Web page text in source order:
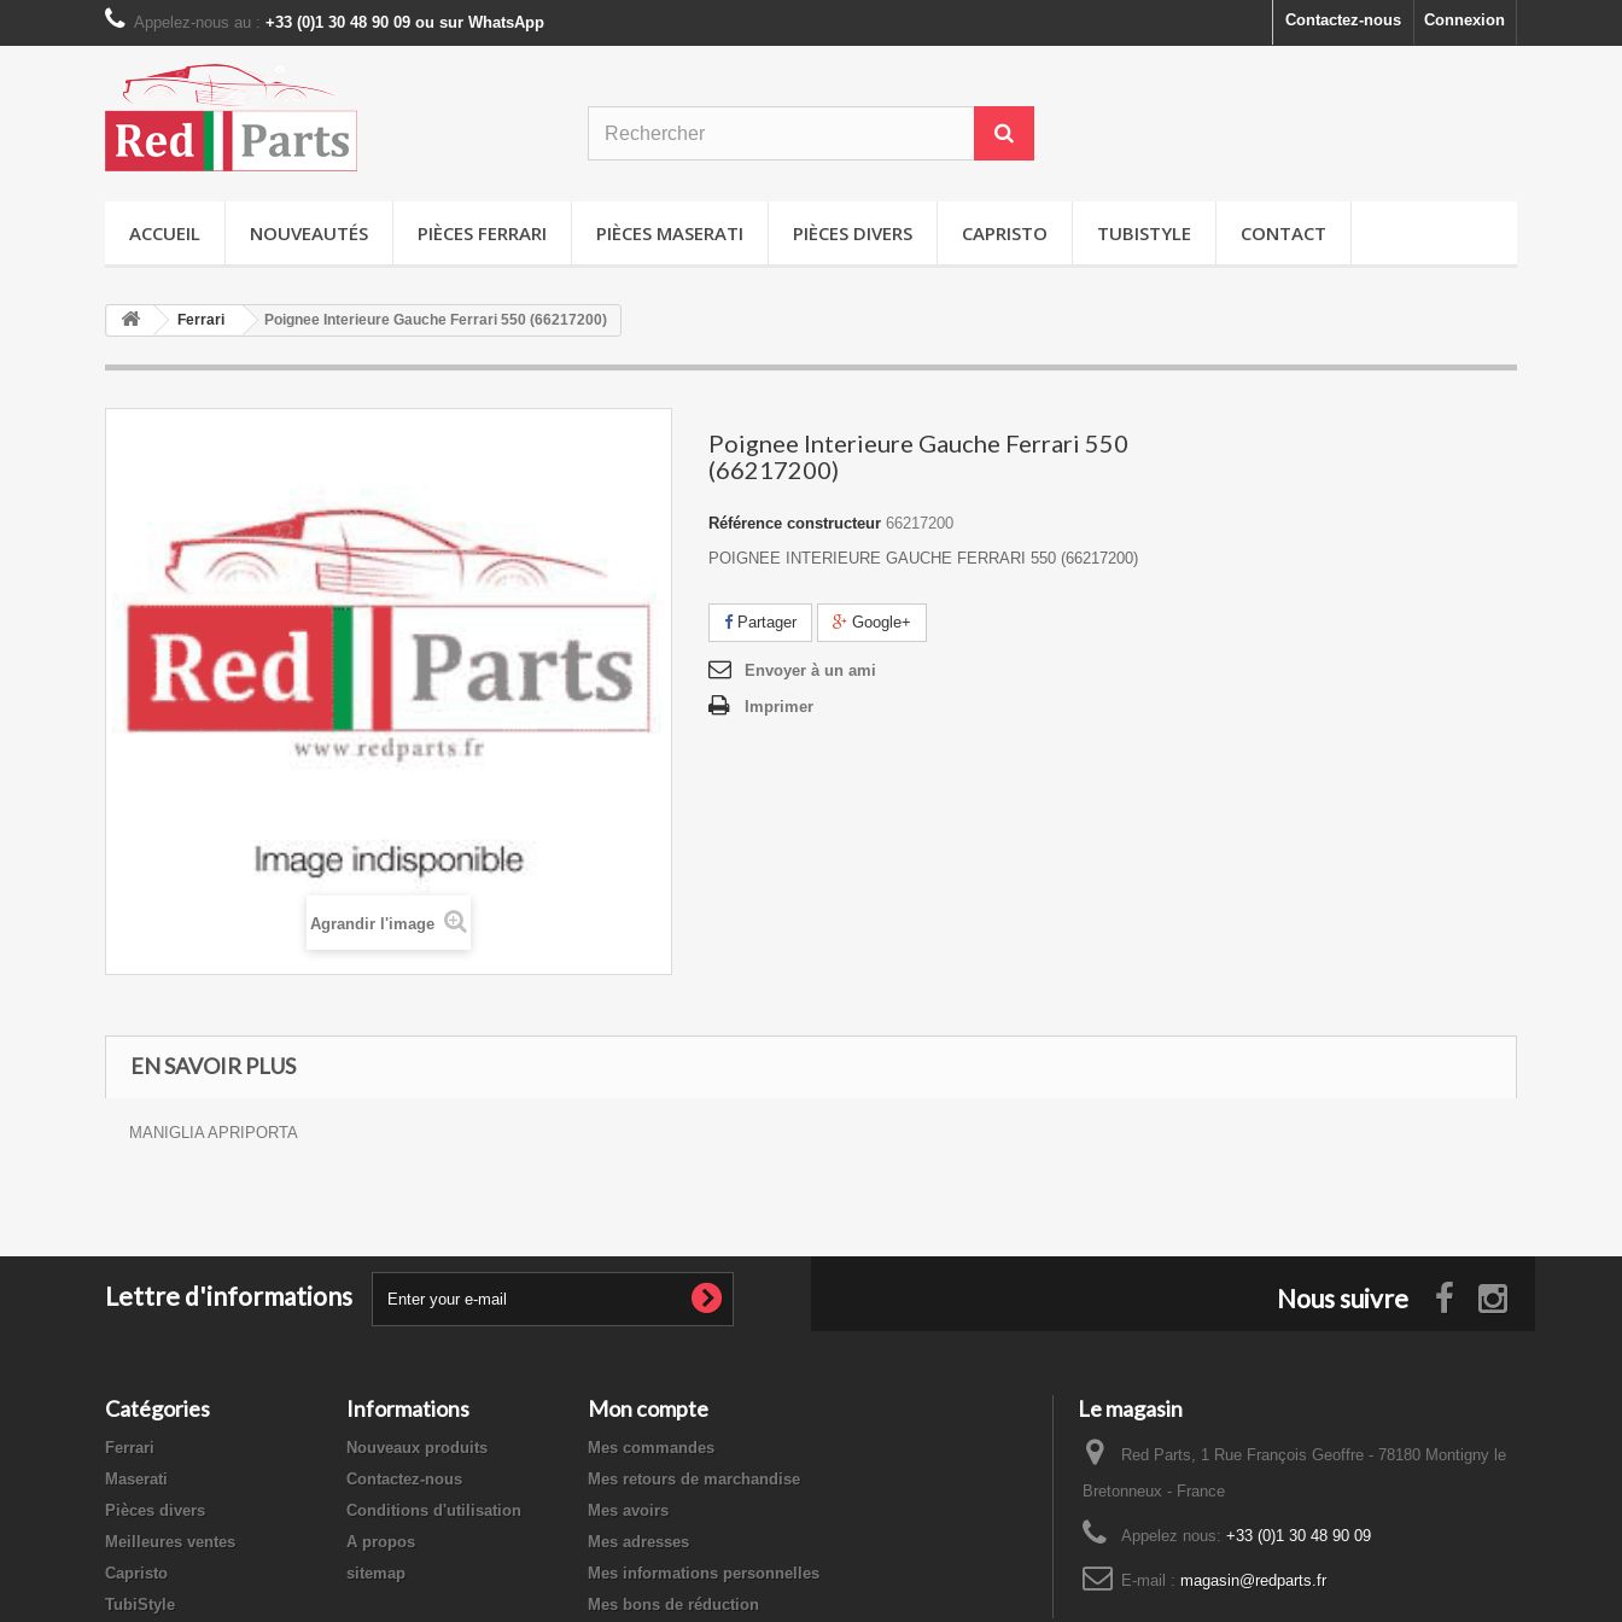
Connexion
Contactez-nous
Appelez-nous au : +33 (0)1 30 48 90 09 ou sur WhatsApp
ACCUEIL NOUVEAUTÉS PIÈCES FERRARI PIÈCES MASERATI PIÈCES DIVERS CAPRISTO TUBISTYLE CONTACT
Ferrari Poignee Interieure Gauche Ferrari 550 (66217200)
Agrandir l'image
Poignee Interieure Gauche Ferrari 550
(66217200)
Référence constructeur 66217200
POIGNEE INTERIEURE GAUCHE FERRARI 550 (66217200)
Partager Google+
Envoyer à un ami
Imprimer
EN SAVOIR PLUS
MANIGLIA APRIPORTA
Lettre d'informations Nous suivre
Catégories
Ferrari
Maserati
Pièces divers
Meilleures ventes
Capristo
TubiStyle
Informations
Nouveaux produits
Contactez-nous
Conditions d'utilisation
A propos
sitemap
Mon compte
Mes commandes
Mes retours de marchandise
Mes avoirs
Mes adresses
Mes informations personnelles
Mes bons de réduction
Le magasin
Red Parts, 1 Rue François Geoffre - 78180 Montigny le
Bretonneux - France
Appelez nous: +33 (0)1 30 48 90 09
E-mail : magasin@redparts.fr